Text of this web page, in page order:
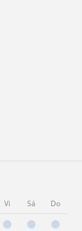
Vi Sá Do